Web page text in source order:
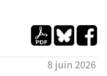
8 juin 2026